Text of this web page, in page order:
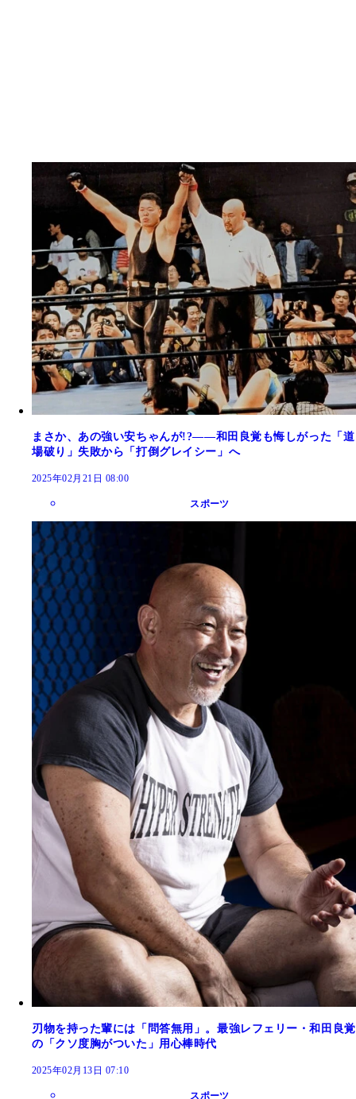
まさか、あの強い安ちゃんが!?――和田良覚も悔しがった「道
場破り」失敗から「打倒グレイシー」へ
2025年02月21日 08:00
スポーツ
刃物を持った輩には「問答無用」。最強レフェリー・和田良覚
の「クソ度胸がついた」用心棒時代
2025年02月13日 07:10
スポーツ